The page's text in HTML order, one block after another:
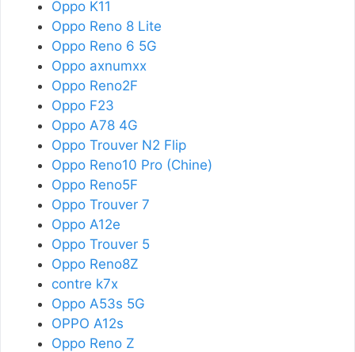
Oppo K11
Oppo Reno 8 Lite
Oppo Reno 6 5G
Oppo axnumxx
Oppo Reno2F
Oppo F23
Oppo A78 4G
Oppo Trouver N2 Flip
Oppo Reno10 Pro (Chine)
Oppo Reno5F
Oppo Trouver 7
Oppo A12e
Oppo Trouver 5
Oppo Reno8Z
contre k7x
Oppo A53s 5G
OPPO A12s
Oppo Reno Z